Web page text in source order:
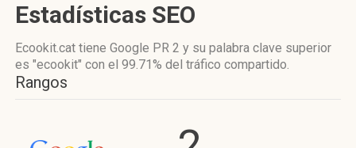
Estadísticas SEO
Ecookit.cat tiene Google PR 2 y su palabra clave superior
es "ecookit" con el 99.71% del tráfico compartido.
Rangos